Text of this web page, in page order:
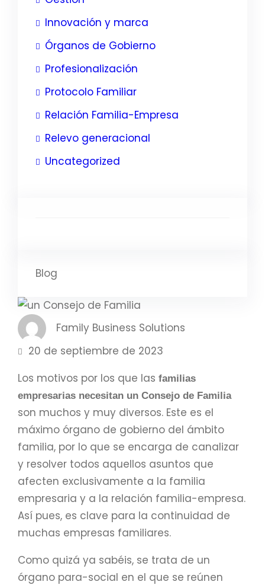
Innovación y marca
Órganos de Gobierno
Profesionalización
Protocolo Familiar
Relación Familia-Empresa
Relevo generacional
Uncategorized
Blog
Family Business Solutions
20 de septiembre de 2023
Los motivos por los que las familias
empresarias necesitan un Consejo de Familia
son muchos y muy diversos. Este es el
máximo órgano de gobierno del ámbito
familia, por lo que se encarga de canalizar
y resolver todos aquellos asuntos que
afecten exclusivamente a la familia
empresaria y a la relación familia-empresa.
Así pues, es clave para la continuidad de
muchas empresas familiares.
Como quizá ya sabéis, se trata de un
órgano para-social en el que se reúnen